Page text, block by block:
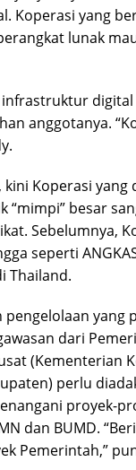
Koperasi yang
lunak
digital
anggotanya.
Koperasi yang
“mimpi” besar
Sebelumnya,
seperti
Thailand.
yang
dari
(Kementerian
perlu
proyek-
dan BUMD.
Pemerintah,”